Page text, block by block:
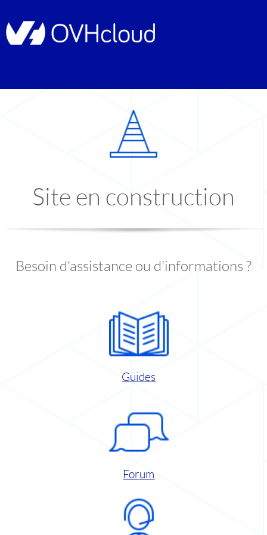
Site en construction
Besoin d'assistance ou d'informations ?
Guides
Forum